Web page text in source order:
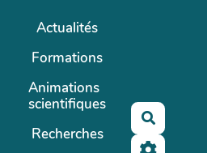
Actualités
Formations
Animations
scientifiques
Recherches